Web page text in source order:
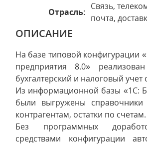
Отрасль:
Связь,
почта,
ОПИСАНИЕ
На базе типовой конфигурации
предприятия 8.0»
бухгалтерский и налоговый учет
Из информационной базы «1С:
были выгружены
контрагентам, остатки по счетам.
Без программных
средствами конфигурации